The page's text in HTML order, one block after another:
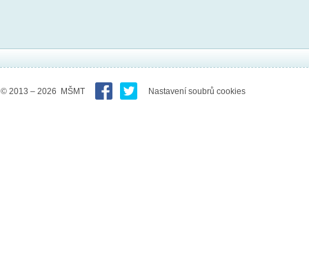
© 2013 – 2026 MŠMT Nastavení soubrů cookies